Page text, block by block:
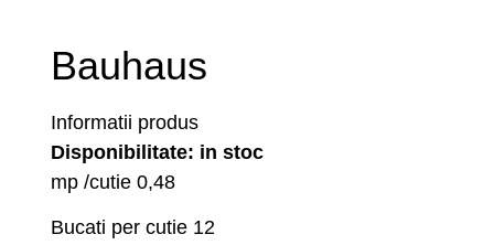
Bauhaus
Informatii produs
Disponibilitate: in stoc
mp /cutie 0,48
Bucati per cutie 12